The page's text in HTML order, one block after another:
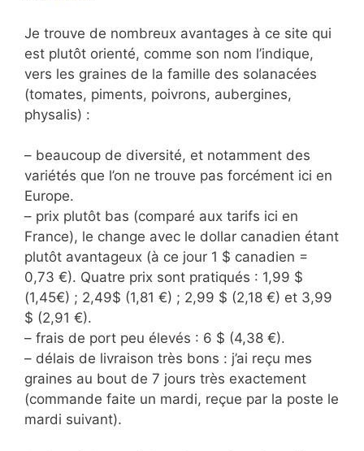
Je trouve de nombreux avantages à ce site qui
est plutôt orienté, comme son nom l’indique,
vers les graines de la famille des solanacées
(tomates, piments, poivrons, aubergines,
physalis) :
– beaucoup de diversité, et notamment des
variétés que l’on ne trouve pas forcément ici en
Europe.
– prix plutôt bas (comparé aux tarifs ici en
France), le change avec le dollar canadien étant
plutôt avantageux (à ce jour 1 $ canadien =
0,73 €). Quatre prix sont pratiqués : 1,99 $
(1,45€) ; 2,49$ (1,81 €) ; 2,99 $ (2,18 €) et 3,99
$ (2,91 €).
– frais de port peu élevés : 6 $ (4,38 €).
– délais de livraison très bons : j’ai reçu mes
graines au bout de 7 jours très exactement
(commande faite un mardi, reçue par la poste le
mardi suivant).